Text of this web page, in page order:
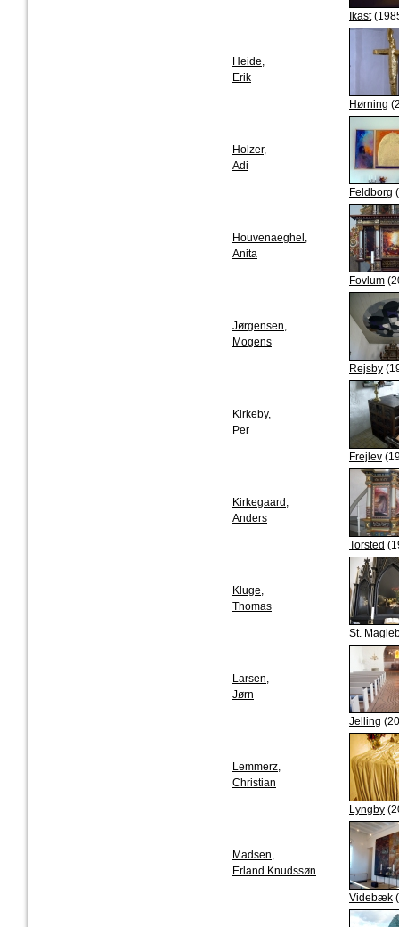
Ikast
Heide,
Erik
Hørning
Holzer,
Adi
Feldborg
Houvenaeghel,
Anita
Fovlum
Jørgensen,
Mogens
Rejsby
Kirkeby,
Per
Frejlev
Kirkegaard,
Anders
Torsted
Kluge,
Thomas
St.
Larsen,
Jørn
Jelling
Lemmerz,
Christian
Lyngby
Madsen,
Erland Knudssøn
Videbæk